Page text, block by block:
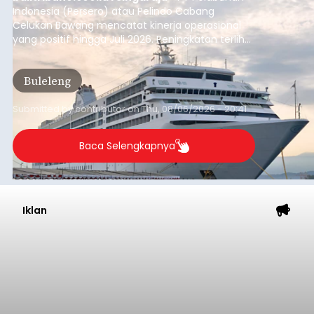
Indonesia (Persero) atau Pelindo Cabang
Celukan Bawang mencatat kinerja operasional
yang positif hingga Juli 2026. Peningkatan terlihat
dari arus kapal yang mencapai 1,48 juta Gross
Tonnage (GT), atau tumbuh 12,4 persen
dibandingkan periode yang sama tahun lalu
yang tercatat sebesar 1,32 juta GT.
Buleleng
Submitted bycontributoronThu, 08/06/2026 - 20:41
Baca Selengkapnya
Iklan